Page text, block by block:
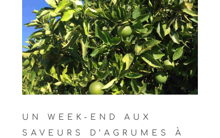
UN WEEK-END AUX
SAVEURS D’AGRUMES À